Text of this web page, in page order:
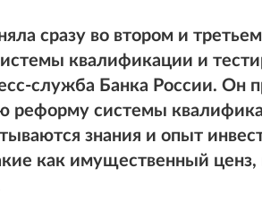
сразу во втором и
квалификации и
служба Банка России. Он
реформу системы
знания и опыт
как имущественный ценз,